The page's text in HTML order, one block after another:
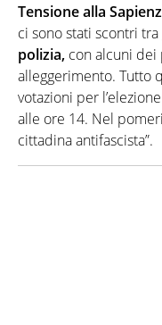
soprattutto di
occupa anche
Tensione alla
ci sono stati scontri tra
polizia, con alcuni
alleggerimento. Tutto
votazioni per
alle ore 14. Nel
cittadina antifascista”.